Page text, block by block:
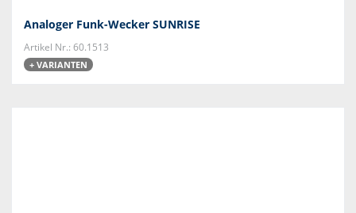
Analoger Funk-Wecker SUNRISE
Artikel Nr.: 60.1513
+ VARIANTEN